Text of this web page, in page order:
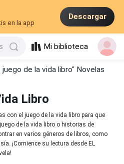
en la app
Descargar
Mi biblioteca
juego de la vida libro" Novelas
Libro
con el juego de la vida libro para que
de la vida libro o historias de
en varios géneros de libros, como
¡Comience su lectura desde EL